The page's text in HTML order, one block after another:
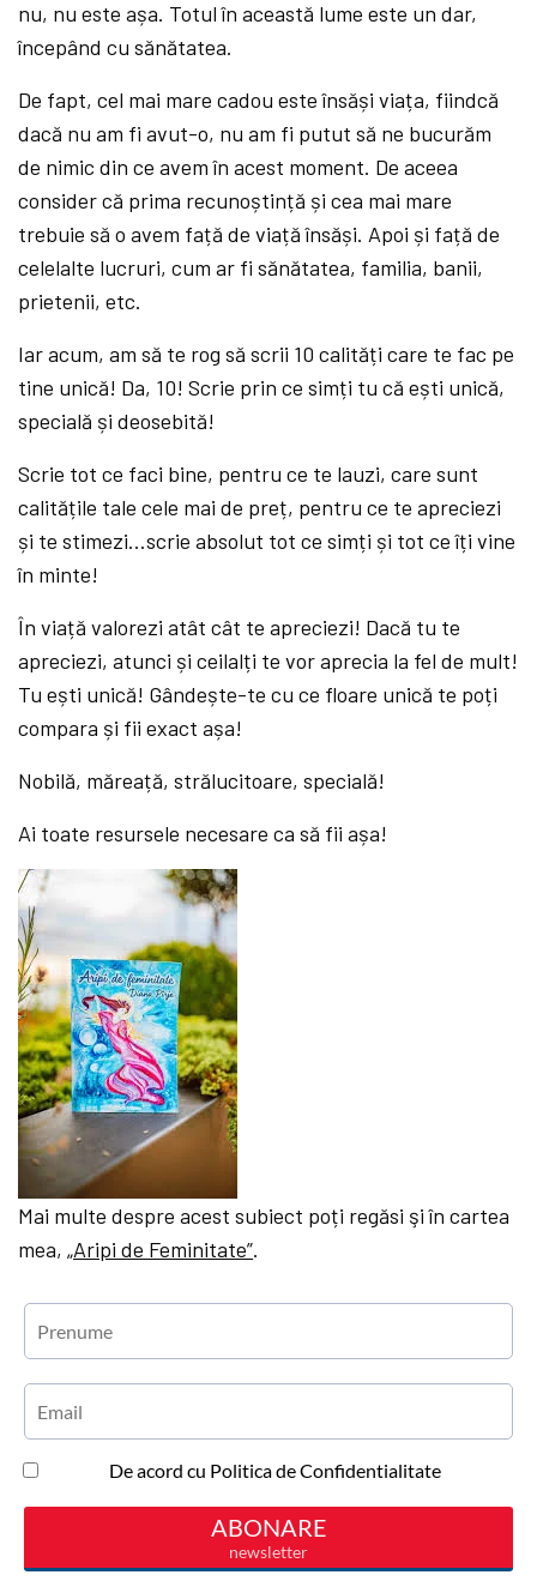
nu, nu este așa. Totul în această lume este un dar,
începând cu sănătatea.
De fapt, cel mai mare cadou este însăși viața, fiindcă
dacă nu am fi avut-o, nu am fi putut să ne bucurăm
de nimic din ce avem în acest moment. De aceea
consider că prima recunoștință și cea mai mare
trebuie să o avem față de viață însăși. Apoi și față de
celelalte lucruri, cum ar fi sănătatea, familia, banii,
prietenii, etc.
Iar acum, am să te rog să scrii 10 calități care te fac pe
tine unică! Da, 10! Scrie prin ce simți tu că ești unică,
specială și deosebită!
Scrie tot ce faci bine, pentru ce te lauzi, care sunt
calitățile tale cele mai de preț, pentru ce te apreciezi
și te stimezi…scrie absolut tot ce simți și tot ce îți vine
în minte!
În viață valorezi atât cât te apreciezi! Dacă tu te
apreciezi, atunci și ceilalți te vor aprecia la fel de mult!
Tu ești unică! Gândește-te cu ce floare unică te poți
compara și fii exact așa!
Nobilă, măreață, strălucitoare, specială!
Ai toate resursele necesare ca să fii așa!
Mai multe despre acest subiect poți regăsi şi în cartea
mea,„Aripi de Feminitate”.